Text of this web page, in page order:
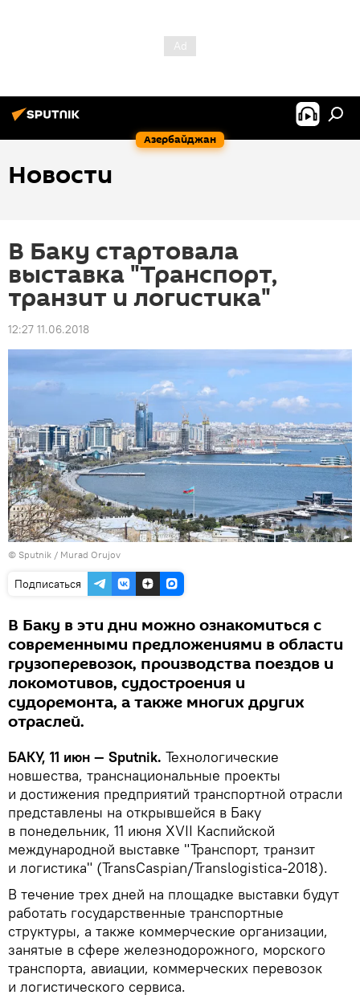
Азербайджан
Новости
В Баку стартовала
выставка "Транспорт,
транзит и логистика"
12:27 11.06.2018
© Sputnik / Murad Orujov
Подписаться
В Баку в эти дни можно ознакомиться с
современными предложениями в области
грузоперевозок, производства поездов и
локомотивов, судостроения и
судоремонта, а также многих других
отраслей.
БАКУ, 11 июн — Sputnik. Технологические
новшества, транснациональные проекты
и достижения предприятий транспортной отрасли
представлены на открывшейся в Баку
в понедельник, 11 июня XVII Каспийской
международной выставке "Транспорт, транзит
и логистика" (TransCaspian/Translogistica-2018).
В течение трех дней на площадке выставки будут
работать государственные транспортные
структуры, а также коммерческие организации,
занятые в сфере железнодорожного, морского
транспорта, авиации, коммерческих перевозок
и логистического сервиса.